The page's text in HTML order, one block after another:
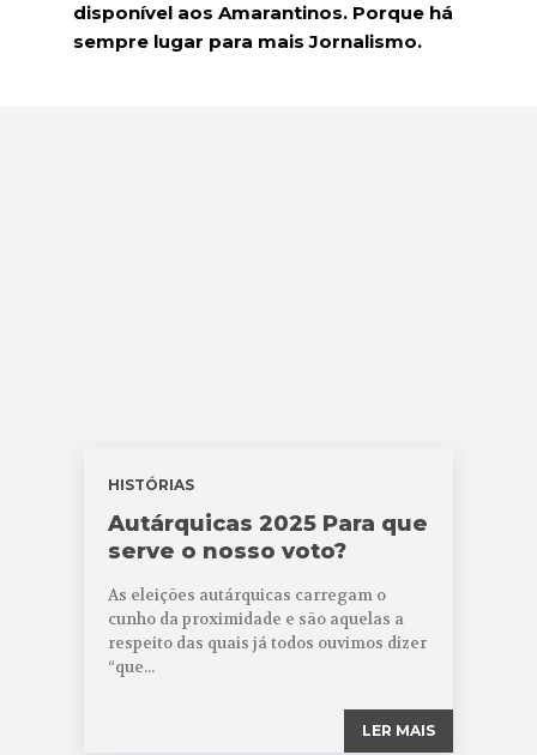
disponível aos Amarantinos. Porque há
sempre lugar para mais Jornalismo.
HISTÓRIAS
Autárquicas 2025 Para que
serve o nosso voto?
As eleições autárquicas carregam o
cunho da proximidade e são aquelas a
respeito das quais já todos ouvimos dizer
“que...
LER MAIS